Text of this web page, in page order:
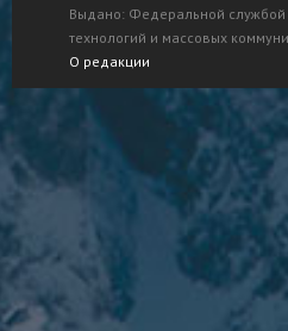
Выдано: Федеральной
технологий и массовых
О редакции